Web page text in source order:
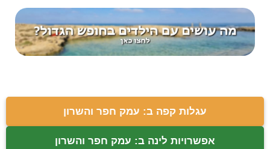
עגלות קפה ב: עמק חפר והשרון
אפשרויות לינה ב: עמק חפר והשרון